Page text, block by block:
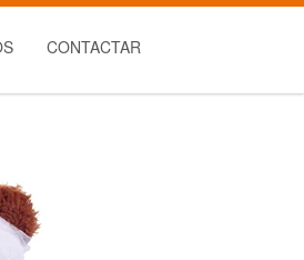
CONTACTAR